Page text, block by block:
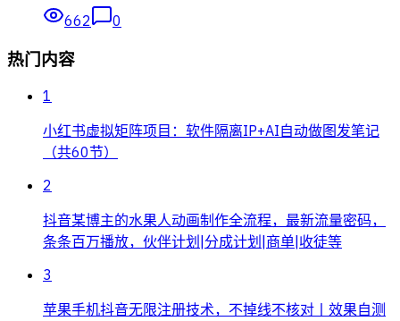
662 0
热门内容
1
小红书虚拟矩阵项目：软件隔离IP+AI自动做图发笔记
（共60节）
2
抖音某博主的水果人动画制作全流程，最新流量密码，
条条百万播放，伙伴计划|分成计划|商单|收徒等
3
苹果手机抖音无限注册技术，不掉线不核对丨效果自测